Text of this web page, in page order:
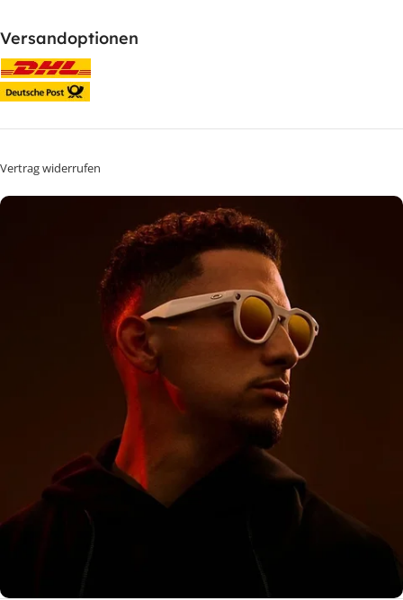
Versandoptionen
Vertrag widerrufen